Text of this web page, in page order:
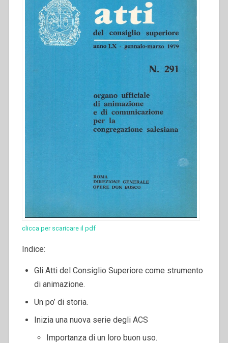
clicca per scaricare il pdf
Indice:
Gli Atti del Consiglio Superiore come strumento
di animazione.
Un po’ di storia.
Inizia una nuova serie degli ACS
Importanza di un loro buon uso.